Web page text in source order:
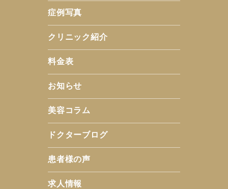
症例写真
クリニック紹介
料金表
お知らせ
美容コラム
ドクターブログ
患者様の声
求人情報